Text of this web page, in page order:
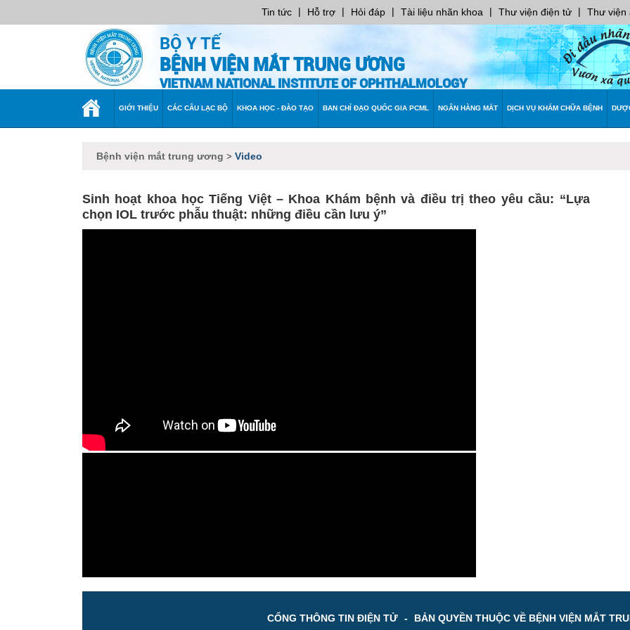
Tin tức | Hỗ trợ | Hỏi đáp | Tài liệu nhãn khoa | Thư viện điện tử | Thư viện
BỘ Y TẾ
BỆNH VIỆN MẮT TRUNG ƯƠNG
VIETNAM NATIONAL INSTITUTE OF OPHTHALMOLOGY
TRANG GIỚI THIỆU CÁC CÂU LẠC BỘ KHOA HỌC - ĐÀO TẠO BAN CHỈ ĐẠO QUỐC GIA PCML NGÂN HÀNG MẮT DỊCH VỤ KHÁM CHỮA BỆNH
Bệnh viện mắt trung ương > Video
Sinh hoạt khoa học Tiếng Việt – Khoa Khám bệnh và điều trị theo yêu cầu: “Lựa
chọn IOL trước phẫu thuật: những điều cần lưu ý”
CỔNG THÔNG TIN ĐIỆN TỬ - BẢN QUYỀN THUỘC VỀ BỆNH VIỆN MẮT